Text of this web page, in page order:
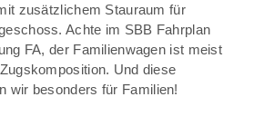
zusätzlichem Stauraum für
Achte im SBB Fahrplan
FA, der Familienwagen ist meist
Und diese
wir besonders für Familien!